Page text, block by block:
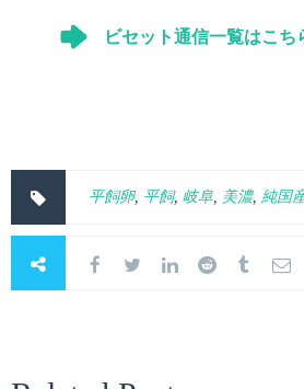
ビセット通信一覧はこち
平飼卵, 平飼, 岐阜 美濃, 純国